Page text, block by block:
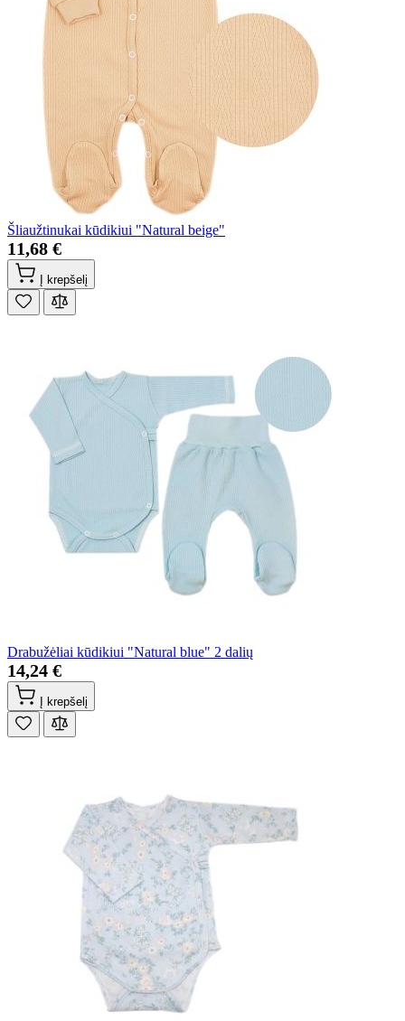
Šliaužtinukai kūdikiui "Natural beige"
11,68 €
Į krepšelį
Drabužėliai kūdikiui "Natural blue" 2 dalių
14,24 €
Į krepšelį